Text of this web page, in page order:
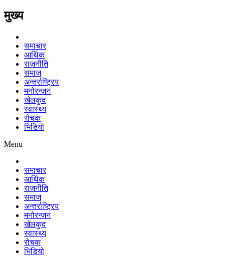
मुख्य
समाचार
आर्थिक
राजनीति
समाज
अन्तर्राष्ट्रिय
मनोरन्जन
खेलकुद
स्वास्थ्य
रोचक
भिडियो
Menu
समाचार
आर्थिक
राजनीति
समाज
अन्तर्राष्ट्रिय
मनोरन्जन
खेलकुद
स्वास्थ्य
रोचक
भिडियो